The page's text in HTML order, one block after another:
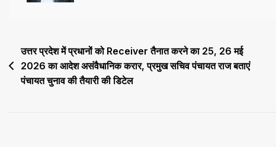
पर
पूर्वोत्तर
Post
navigation
उत्तर प्रदेश में प्रधानों को Receiver तैनात करने का 25, 26 मई
2026 का आदेश असंवैधानिक करार, प्रमुख सचिव पंचायत राज बताएं
पंचायत चुनाव की तैयारी की डिटेल